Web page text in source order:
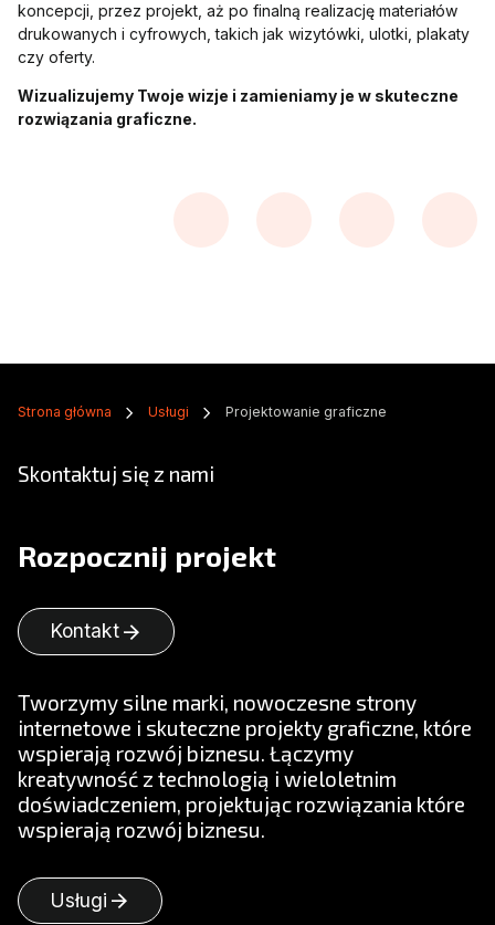
koncepcji, przez projekt, aż po finalną realizację materiałów
drukowanych i cyfrowych, takich jak wizytówki, ulotki, plakaty
czy oferty.
Wizualizujemy Twoje wizje i zamieniamy je w skuteczne
rozwiązania graficzne.
Strona główna Usługi Projektowanie graficzne
Skontaktuj się z nami
Rozpocznij projekt
Kontaktarrow_forward
Tworzymy silne marki, nowoczesne strony
internetowe i skuteczne projekty graficzne, które
wspierają rozwój biznesu. Łączymy
kreatywność z technologią i wieloletnim
doświadczeniem, projektując rozwiązania które
wspierają rozwój biznesu.
Usługi arrow_forward